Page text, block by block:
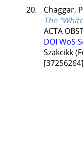
20.
Chaggar,
The
ACTA
DOI WoS
Szakcikk
[37256264]